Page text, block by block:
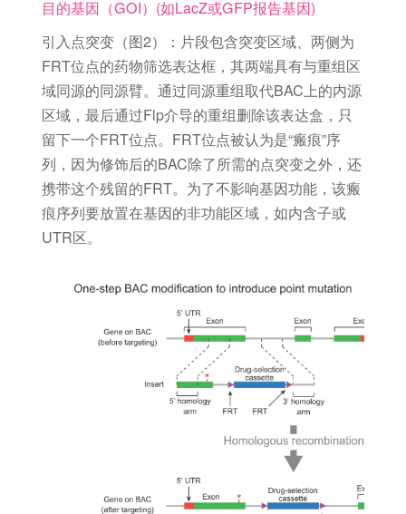
目的基因（GOI）(如LacZ或GFP报告基因)
引入点突变（图2）：片段包含突变区域、两侧为
FRT位点的药物筛选表达框，其两端具有与重组区
域同源的同源臂。通过同源重组取代BAC上的内源
区域，最后通过Flp介导的重组删除该表达盒，只
留下一个FRT位点。FRT位点被认为是“瘢痕”序
列，因为修饰后的BAC除了所需的点突变之外，还
携带这个残留的FRT。为了不影响基因功能，该瘢
痕序列要放置在基因的非功能区域，如内含子或
UTR区。